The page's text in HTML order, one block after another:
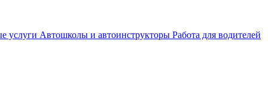
услуги Автошколы и автоинструкторы Работа для водителей